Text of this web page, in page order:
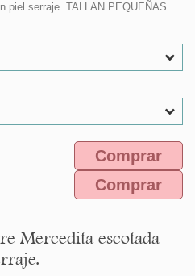
piel serraje. TALLAN PEQUEÑAS.
Comprar
Comprar
Mercedita escotada